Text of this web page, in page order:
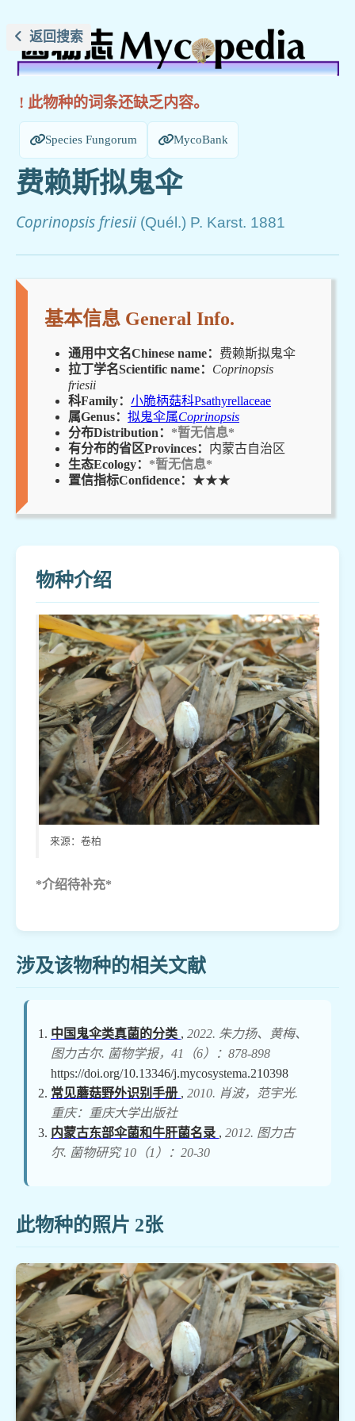
返回搜索
! 此物种的词条还缺乏内容。
Species Fungorum MycoBank
费赖斯拟鬼伞
Coprinopsis friesii (Quél.) P. Karst. 1881
基本信息 General Info.
通用中文名Chinese name： 费赖斯拟鬼伞
拉丁学名Scientific name： Coprinopsis
friesii
科Family： 小脆柄菇科Psathyrellaceae
属Genus： 拟鬼伞属Coprinopsis
分布Distribution： *暂无信息*
有分布的省区Provinces： 内蒙古自治区
生态Ecology： *暂无信息*
置信指标Confidence： ★★★
物种介绍
来源：卷柏
*介绍待补充*
涉及该物种的相关文献
中国鬼伞类真菌的分类 , 2022. 朱力扬、黄梅、
图力古尔. 菌物学报，41（6）：878-898
https://doi.org/10.13346/j.mycosystema.210398
常见蘑菇野外识别手册 , 2010. 肖波，范宇光.
重庆：重庆大学出版社
内蒙古东部伞菌和牛肝菌名录 , 2012. 图力古
尔. 菌物研究 10（1）：20-30
此物种的照片 2张